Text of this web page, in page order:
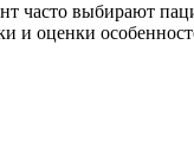
часто выбирают
и оценки